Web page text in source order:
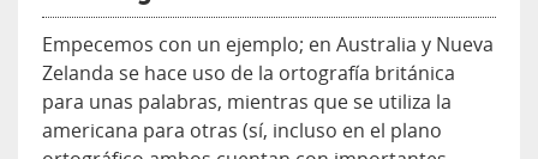
Empecemos con un ejemplo; en Australia y Nueva
Zelanda se hace uso de la ortografía británica
para unas palabras, mientras que se utiliza la
americana para otras (sí, incluso en el plano